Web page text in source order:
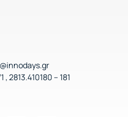
, 2813.410180 – 181